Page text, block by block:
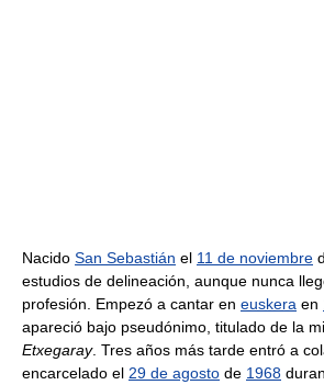
Nacido San Sebastián el 11 de noviembre
estudios de delineación, aunque nunca
profesión. Empezó a cantar en euskera en
apareció bajo pseudónimo, titulado de la
Etxegaray. Tres años más tarde entró a
encarcelado el 29 de agosto de 1968